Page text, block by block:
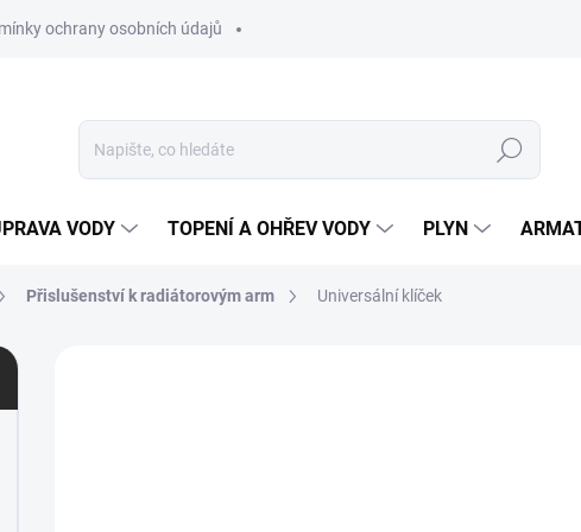
ochrany osobních údajů
Hledat
VODY TOPENÍ A OHŘEV VODY PLYN
Přislušenství k radiátorovým arm Universální klíček